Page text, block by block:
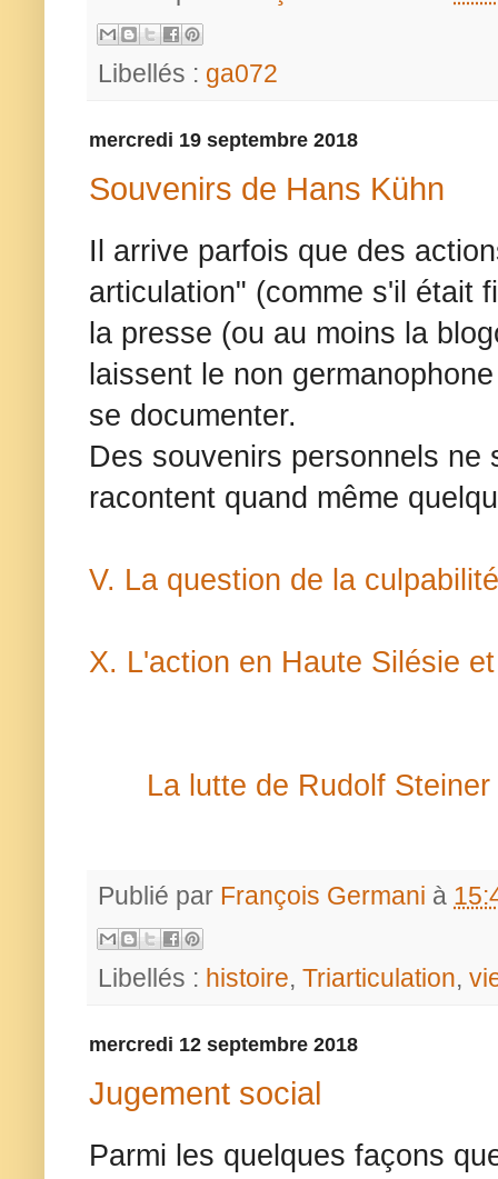
Libellés : ga072
mercredi 19 septembre 2018
Souvenirs de Hans Kühn
Il arrive parfois que des
articulation" (comme s'il était
la presse (ou au moins la
laissent le non
se documenter.
Des souvenirs personnels ne
racontent quand même
V. La question de la
X. L'action en Haute Silésie
La lutte de Rudolf
Publié par François Germani à
Libellés : histoire, Triarticulation,
mercredi 12 septembre 2018
Jugement social
Parmi les quelques façons